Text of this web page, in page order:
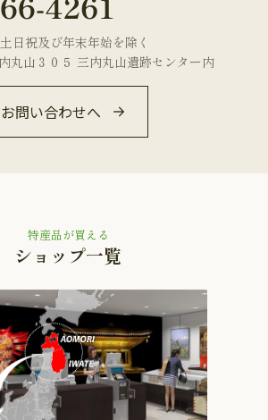
日祝及び年末年始を除く
丸山３０５ 三内丸山遺跡センター内
お問い合わせへ
特産品が買える
ショップ一覧